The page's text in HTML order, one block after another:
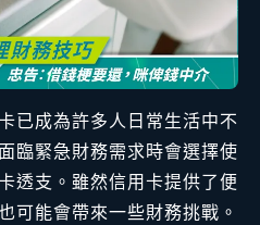
已成為許多人日常生活中不
臨緊急財務需求時會選擇使
透支。雖然信用卡提供了便
可能會帶來一些財務挑戰。